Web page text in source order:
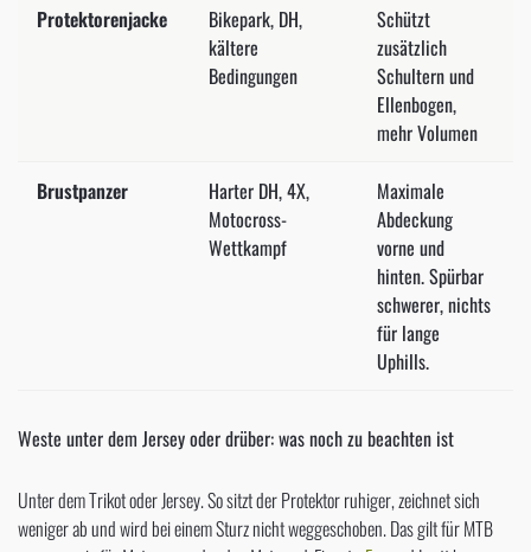
Protektorenjacke
Bikepark, DH,
kältere
Bedingungen
Schützt
zusätzlich
Schultern und
Ellenbogen,
mehr Volumen
Brustpanzer
Harter DH, 4X,
Motocross-
Wettkampf
Maximale
Abdeckung
vorne und
hinten. Spürbar
schwerer, nichts
für lange
Uphills.
Weste unter dem Jersey oder drüber: was noch zu beachten ist
Unter dem Trikot oder Jersey. So sitzt der Protektor ruhiger, zeichnet sich
weniger ab und wird bei einem Sturz nicht weggeschoben. Das gilt für MTB